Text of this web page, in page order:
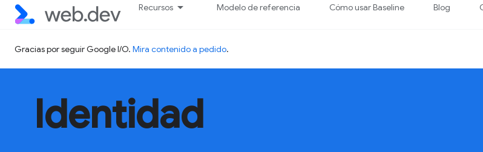
Recursos Modelo de referencia Cómo usar Baseline Blog
Gracias por seguir Google I/O. Mira contenido a pedido.
Identidad